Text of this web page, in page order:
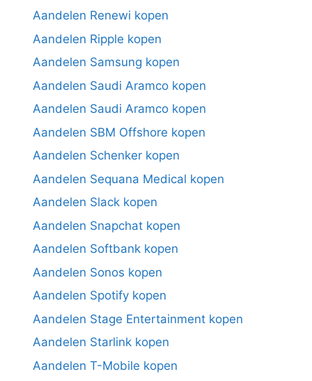
Aandelen Renewi kopen
Aandelen Ripple kopen
Aandelen Samsung kopen
Aandelen Saudi Aramco kopen
Aandelen Saudi Aramco kopen
Aandelen SBM Offshore kopen
Aandelen Schenker kopen
Aandelen Sequana Medical kopen
Aandelen Slack kopen
Aandelen Snapchat kopen
Aandelen Softbank kopen
Aandelen Sonos kopen
Aandelen Spotify kopen
Aandelen Stage Entertainment kopen
Aandelen Starlink kopen
Aandelen T-Mobile kopen